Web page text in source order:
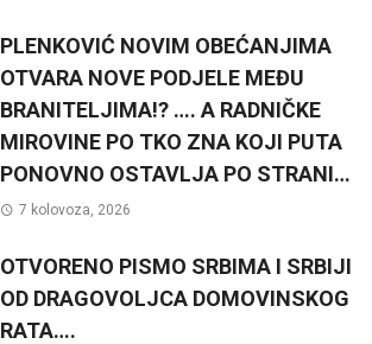
PLENKOVIĆ NOVIM OBEĆANJIMA
OTVARA NOVE PODJELE MEĐU
BRANITELJIMA!? …. A RADNIČKE
MIROVINE PO TKO ZNA KOJI PUTA
PONOVNO OSTAVLJA PO STRANI…
7 kolovoza, 2026
OTVORENO PISMO SRBIMA I SRBIJI
OD DRAGOVOLJCA DOMOVINSKOG
RATA….